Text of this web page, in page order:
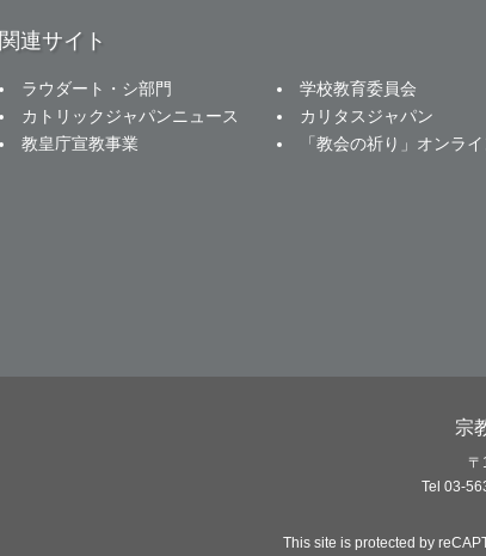
関連サイト
ラウダート・シ部門
学校教育委員会
カトリックジャパンニュース
カリタスジャパン
教皇庁宣教事業
「教会の祈り」オンラ
宗
Tel 03-
This site is protected by